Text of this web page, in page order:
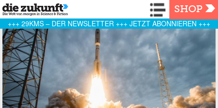
Navigation
SHOP
+++ 29KMS – DER NEWSLETTER +++ JETZT ABONNIEREN +++